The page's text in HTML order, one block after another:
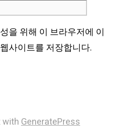
을 위해 이 브라우저에 이
사이트를 저장합니다.
withGeneratePress